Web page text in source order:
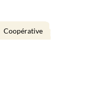
Coopérative